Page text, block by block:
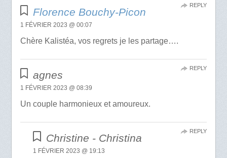
Florence Bouchy-Picon
1 FÉVRIER 2023 @ 00:07
Chère Kalistéa, vos regrets je les partage….
REPLY
agnes
1 FÉVRIER 2023 @ 08:39
Un couple harmonieux et amoureux.
REPLY
Christine - Christina
1 FÉVRIER 2023 @ 19:13
REPLY